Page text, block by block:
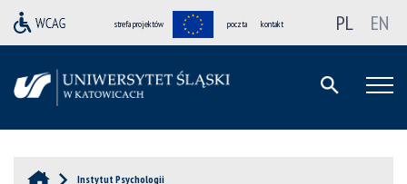
strefa projektów poczta kontakt PL EN
Instytut Psychologii